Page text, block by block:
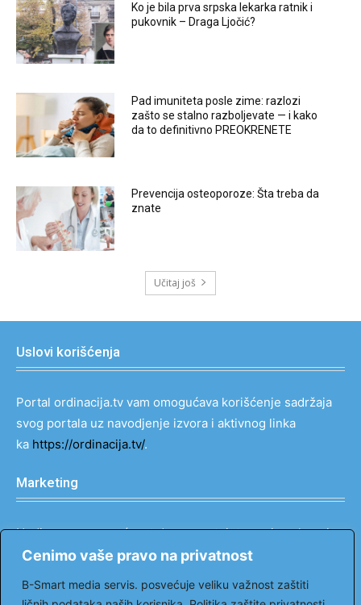
Cenimo vaše pravo na privatnost
B-Smart media servis. posvećuje veliku važnost zaštiti
Ko je bila prva srpska lekarka ratnik i
pukovnik – Draga Ljočić?
Pad imuniteta posle zime: razlozi
zašto se stalno razboljevate — i kako
da to definitivno PREOKRENETE
Prevencija osteoporoze: Šta treba da
znate
Učitaj još
Uslovi korišćenja
Portal ordinacija.tv vam omogućava korišćenje sadržaja
svog portala uz navodjenje izvora i aktivnog linka
ka https://ordinacija.tv/.
Marketing
Nudimo vam mogućnost da prezentujete svoje usluge i
proizvode na najefektniji način u svim medijima sa
Kontakt: tel: 069 121 00 66